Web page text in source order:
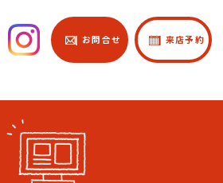
| お問合せ
| 来店予約